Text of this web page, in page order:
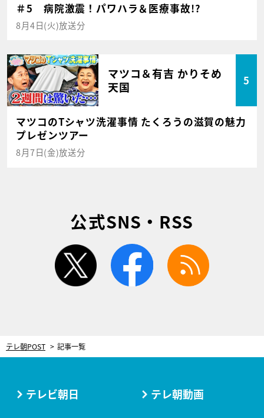
＃5 病院激震！パワハラ＆医療事故!?
8月4日(火)放送分
マツコ＆有吉 かりそめ
天国
5
マツコのTシャツ洗濯事情 たくろうの滋賀の魅力
プレゼンツアー
8月7日(金)放送分
公式SNS・RSS
twitter facebook
テレ朝POST 記事一覧
テレビ朝日 テレ朝動画